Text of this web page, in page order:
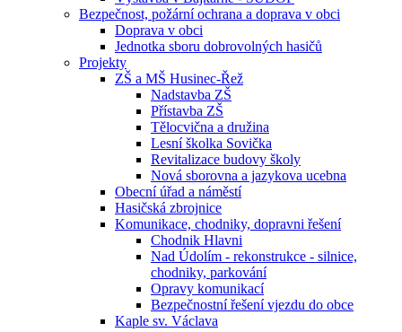
Bezpečnost, požární ochrana a doprava v obci
Doprava v obci
Jednotka sboru dobrovolných hasičů
Projekty
ZŠ a MŠ Husinec-Řež
Nadstavba ZŠ
Přístavba ZŠ
Tělocvična a družina
Lesní školka Sovička
Revitalizace budovy školy
Nová sborovna a jazykova ucebna
Obecní úřad a náměstí
Hasičská zbrojnice
Komunikace, chodniky, dopravni řešení
Chodnik Hlavni
Nad Údolím - rekonstrukce - silnice,
chodniky, parkování
Opravy komunikací
Bezpečnostní řešení vjezdu do obce
Kaple sv. Václava